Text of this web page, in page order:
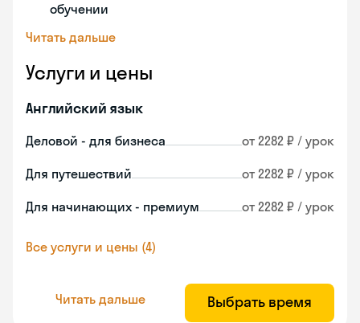
обучении
Читать дальше
Услуги и цены
Английский язык
Деловой - для бизнеса от 2282 ₽ / урок
Для путешествий от 2282 ₽ / урок
Для начинающих - премиум от 2282 ₽ / урок
Все услуги и цены (4)
Читать дальше Выбрать время